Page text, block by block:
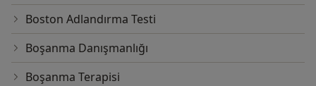
Boston Adlandırma Testi
Boşanma Danışmanlığı
Boşanma Terapisi